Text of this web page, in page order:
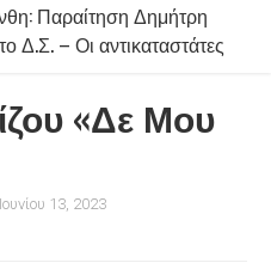
Παραίτηση Δημήτρη
Δ.Σ. – Οι αντικαταστάτες
«Δε Μου
13, 2023